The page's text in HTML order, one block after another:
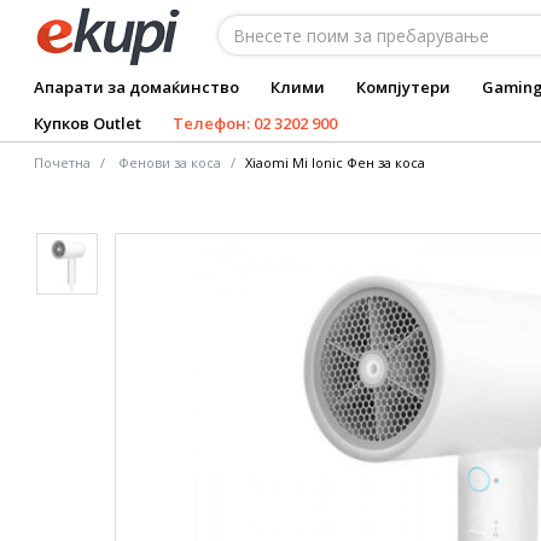
Апарати за домаќинство Клими Компјутери
Купков Outlet
Телефон: 02 3202 900
Почетна Фенови за коса Xiaomi Mi Ionic Фен за коса